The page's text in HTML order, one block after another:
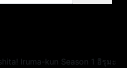
Iruma-kun Season 1 อิรุมะ